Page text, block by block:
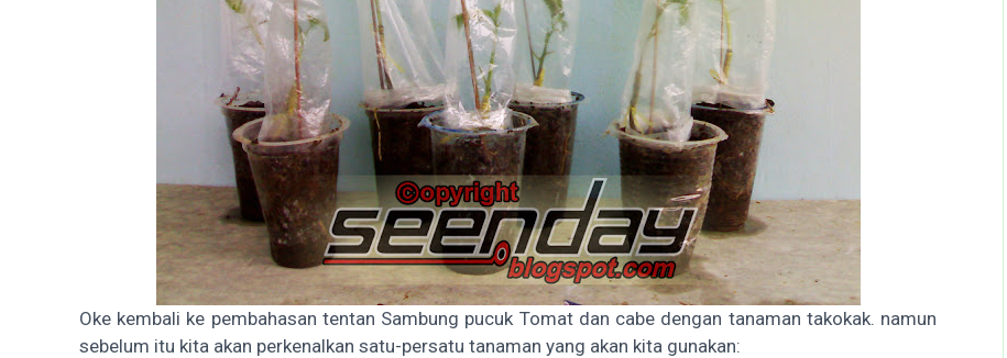
Oke kembali ke pembahasan tentan Sambung pucuk Tomat dan cabe dengan tanaman takokak. namun
sebelum itu kita akan perkenalkan satu-persatu tanaman yang akan kita gunakan: